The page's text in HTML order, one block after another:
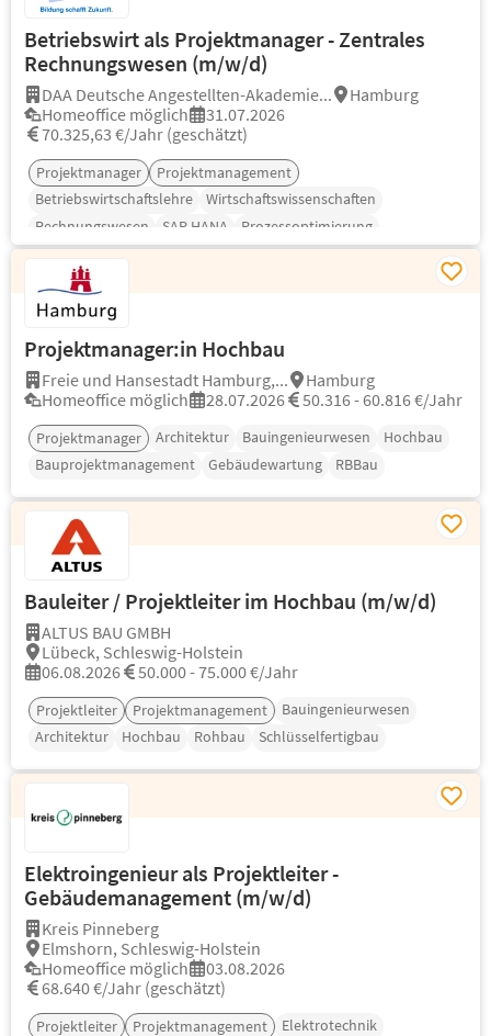
Betriebswirt als Projektmanager - Zentrales
Rechnungswesen (m/w/d)
DAA Deutsche Angestellten-Akademie...
Hamburg
Homeoffice möglich
31.07.2026
70.325,63 €/Jahr (geschätzt)
Projektmanager
Projektmanagement
Betriebswirtschaftslehre
Wirtschaftswissenschaften
Rechnungswesen
SAP HANA Prozessoptimierung
Projektmanager:in Hochbau
Freie und Hansestadt Hamburg,...
Hamburg
Homeoffice möglich
28.07.2026 50.316 - 60.816 €/Jahr
Projektmanager Architektur Bauingenieurwesen
Hochbau
Bauprojektmanagement
Gebäudewartung RBBau
Bauleiter / Projektleiter im Hochbau (m/w/d)
ALTUS BAU GMBH
Lübeck, Schleswig-Holstein
06.08.2026
50.000 - 75.000 €/Jahr
Projektleiter Projektmanagement
Bauingenieurwesen
Architektur
Hochbau Rohbau Schlüsselfertigbau
Elektroingenieur als Projektleiter -
Gebäudemanagement (m/w/d)
Kreis Pinneberg
Elmshorn, Schleswig-Holstein
Homeoffice möglich
03.08.2026
68.640 €/Jahr (geschätzt)
Projektleiter Projektmanagement Elektrotechnik